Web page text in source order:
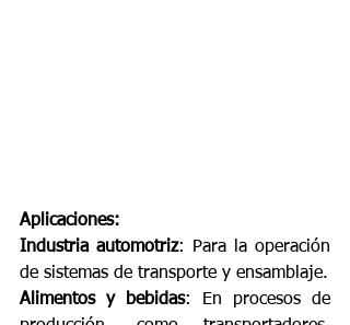
Aplicaciones:
Industria automotriz: Para la operación
de sistemas de transporte y ensamblaje.
Alimentos y bebidas: En procesos de